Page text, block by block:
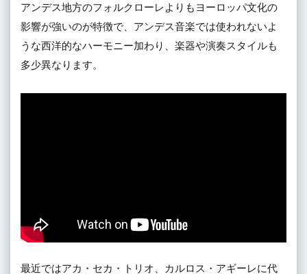
アンデス地方のフォルクローレよりもヨーロッパ文化の
影響が強いのが特徴で、アンデス音楽では使われないよ
うな西洋的なハーモニー加わり、楽器や演奏スタイルも
多少異なります。
最近ではアカ・セカ・トリオ、カルロス・アギーレに代